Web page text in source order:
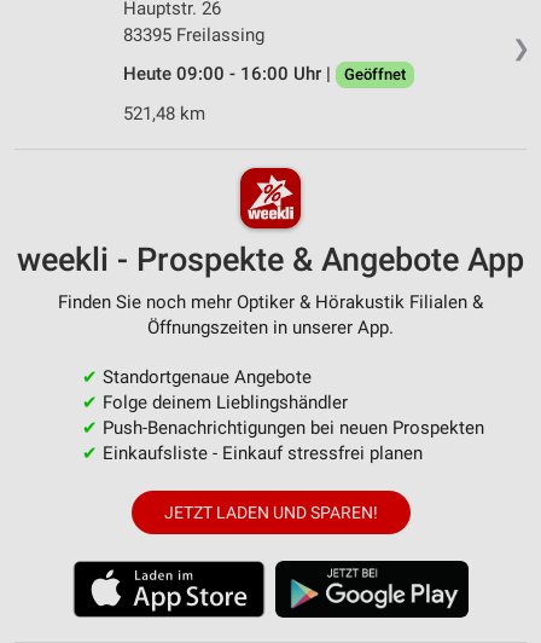
❯
Hauptstr. 26
83395 Freilassing
Heute 09:00 - 16:00 Uhr |
Geöffnet
521,48 km
weekli - Prospekte & Angebote App
Finden Sie noch mehr Optiker & Hörakustik Filialen &
Öffnungszeiten in unserer App.
✔ Standortgenaue Angebote
✔ Folge deinem Lieblingshändler
✔ Push-Benachrichtigungen bei neuen Prospekten
✔ Einkaufsliste - Einkauf stressfrei planen
JETZT LADEN UND SPAREN!